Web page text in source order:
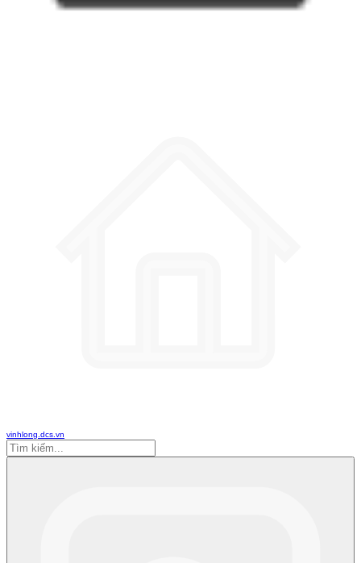
vinhlong.dcs.vn